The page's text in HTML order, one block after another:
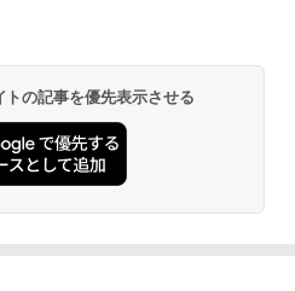
の記事を優先表示させる